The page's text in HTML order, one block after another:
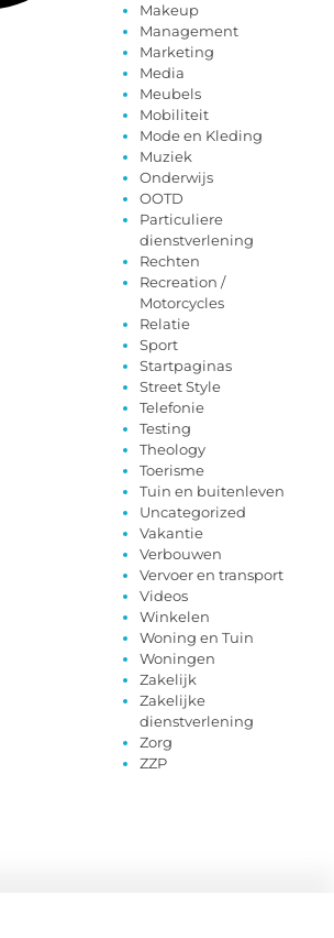
Makeup
Management
Marketing
Media
Meubels
Mobiliteit
Mode en Kleding
Muziek
Onderwijs
OOTD
Particuliere
dienstverlening
Rechten
Recreation /
Motorcycles
Relatie
Sport
Startpaginas
Street Style
Telefonie
Testing
Theology
Toerisme
Tuin en buitenleven
Uncategorized
Vakantie
Verbouwen
Vervoer en transport
Videos
Winkelen
Woning en Tuin
Woningen
Zakelijk
Zakelijke
dienstverlening
Zorg
ZZP